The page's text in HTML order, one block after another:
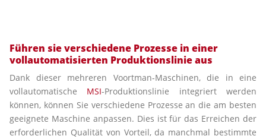
Führen sie verschiedene Prozesse in einer
vollautomatisierten Produktionslinie aus
Dank dieser mehreren Voortman-Maschinen, die in eine
vollautomatische MSI-Produktionslinie integriert werden
können, können Sie verschiedene Prozesse an die am besten
geeignete Maschine anpassen. Dies ist für das Erreichen der
erforderlichen Qualität von Vorteil, da manchmal bestimmte